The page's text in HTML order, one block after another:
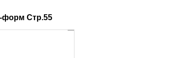
форм Стр.55